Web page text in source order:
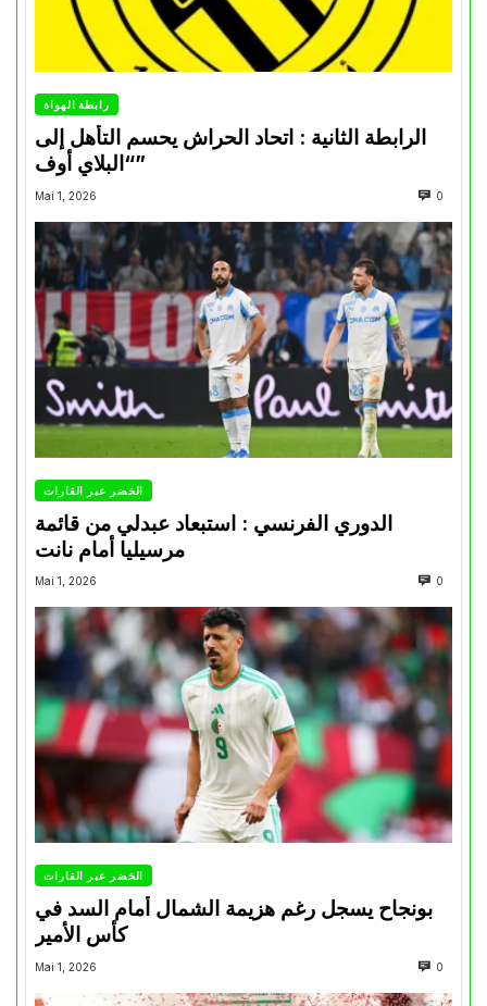
رابطة الهواة
الرابطة الثانية : اتحاد الحراش يحسم التأهل إلى
“البلاي أوف”
Mai 1, 2026 0
الخضر عبر القارات
الدوري الفرنسي : استبعاد عبدلي من قائمة
مرسيليا أمام نانت
Mai 1, 2026 0
الخضر عبر القارات
بونجاح يسجل رغم هزيمة الشمال أمام السد في
كأس الأمير
Mai 1, 2026 0